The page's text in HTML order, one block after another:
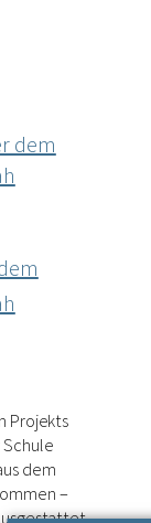
Projekts
dem
–